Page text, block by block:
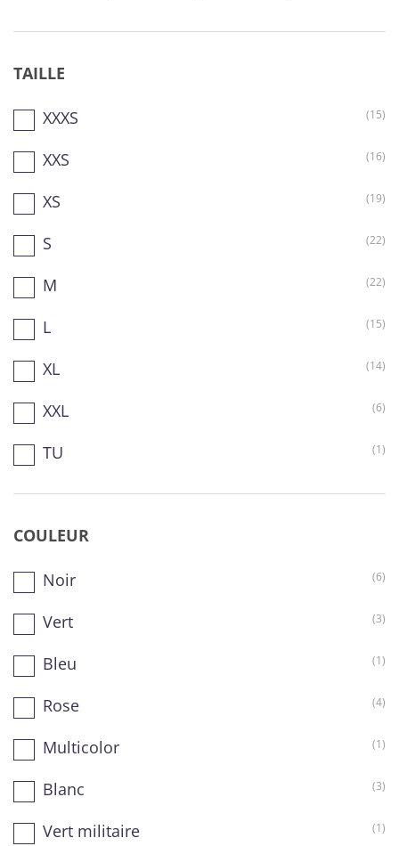
TAILLE
XXXS (15)
XXS (16)
XS (19)
S (22)
M (22)
L (15)
XL (14)
XXL (6)
TU (1)
COULEUR
Noir (6)
Vert (3)
Bleu (1)
Rose (4)
Multicolor (1)
Blanc (3)
Vert militaire (1)